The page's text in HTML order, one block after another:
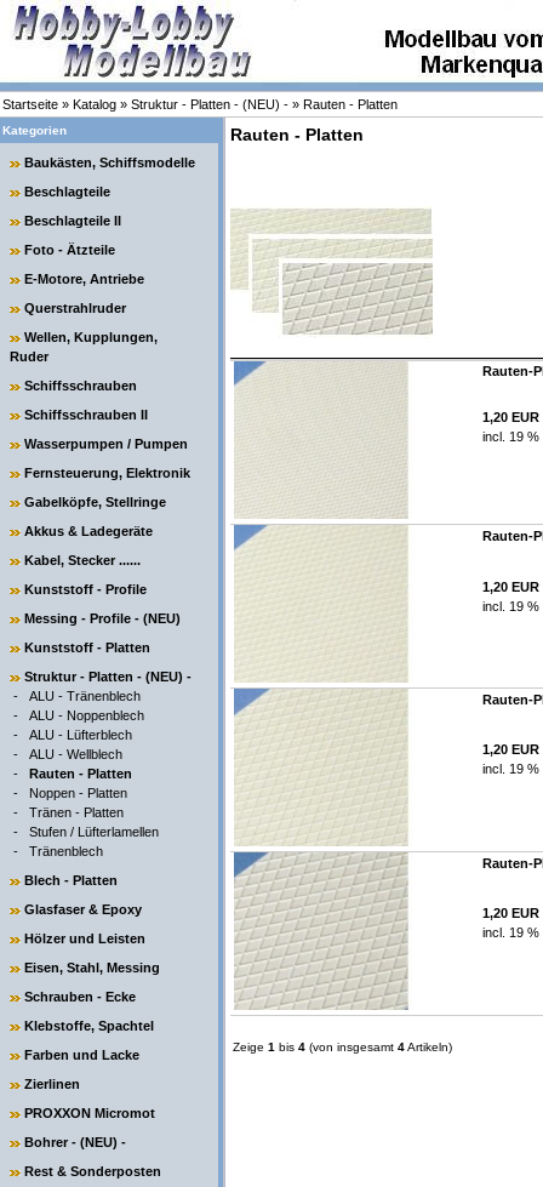
Startseite » Katalog » Struktur - Platten - (NEU) - » Rauten - Platten
Kategorien
Baukästen, Schiffsmodelle
Beschlagteile
Beschlagteile II
Foto - Ätzteile
E-Motore, Antriebe
Querstrahlruder
Wellen, Kupplungen,
Ruder
Schiffsschrauben
Schiffsschrauben II
Wasserpumpen / Pumpen
Fernsteuerung, Elektronik
Gabelköpfe, Stellringe
Akkus & Ladegeräte
Kabel, Stecker ......
Kunststoff - Profile
Messing - Profile - (NEU)
Kunststoff - Platten
Struktur - Platten - (NEU) -
- ALU - Tränenblech
- ALU - Noppenblech
- ALU - Lüfterblech
- ALU - Wellblech
- Rauten - Platten
- Noppen - Platten
- Tränen - Platten
- Stufen / Lüfterlamellen
- Tränenblech
Blech - Platten
Glasfaser & Epoxy
Hölzer und Leisten
Eisen, Stahl, Messing
Schrauben - Ecke
Klebstoffe, Spachtel
Farben und Lacke
Zierlinen
PROXXON Micromot
Bohrer - (NEU) -
Rest & Sonderposten
Rauten - Platten
Rauten-
1,20 EUR
incl. 19 %
Rauten-
1,20 EUR
incl. 19 %
Rauten-
1,20 EUR
incl. 19 %
Rauten-
1,20 EUR
incl. 19 %
Zeige 1 bis 4 (von insgesamt 4Artikeln)